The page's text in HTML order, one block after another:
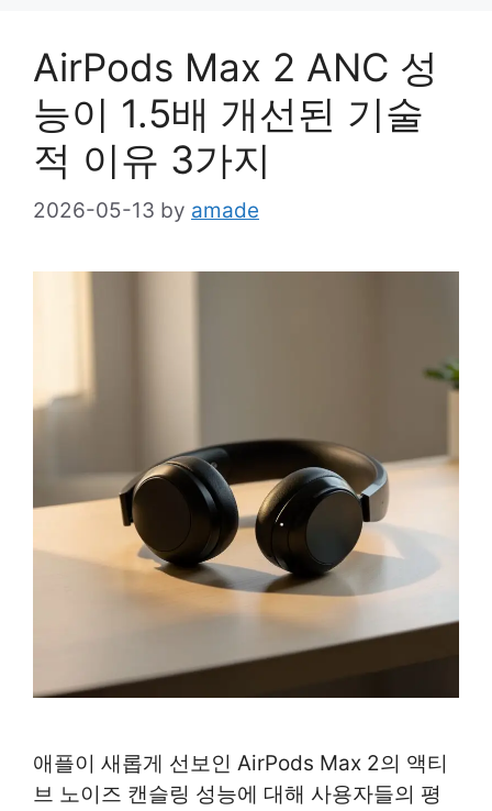
AirPods Max 2 ANC 성
능이 1.5배 개선된 기술
적 이유 3가지
2026-05-13 by amade
애플이 새롭게 선보인 AirPods Max 2의 액티
브 노이즈 캔슬링 성능에 대해 사용자들의 평